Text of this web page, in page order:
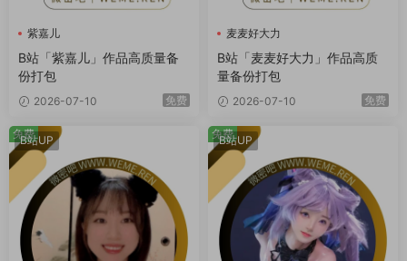
紫嘉儿
B站「紫嘉儿」作品高质量备
份打包
2026-07-10 免费
麦麦好大力
B站「麦麦好大力」作品高质
量备份打包
2026-07-10 免费
B站UP
免费 B站UP
免费